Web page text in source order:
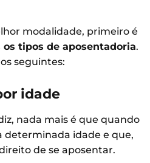
modalidade, primeiro é
os tipos de aposentadoria.
seguintes:
idade
nada mais é que quando
determinada idade e que,
de se aposentar.